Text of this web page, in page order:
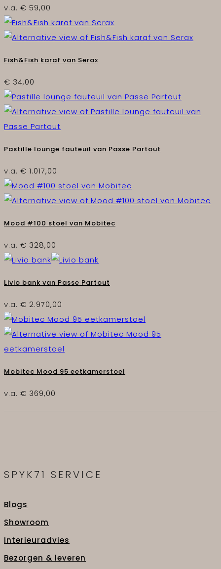
v.a. € 59,00
Fish&Fish karaf van Serax
€ 34,00
Pastille lounge fauteuil van Passe Partout
v.a. € 1.017,00
Mood #100 stoel van Mobitec
v.a. € 328,00
Livio bank van Passe Partout
v.a. € 2.970,00
Mobitec Mood 95 eetkamerstoel
v.a. € 369,00
SPYK71 SERVICE
Blogs
Showroom
Interieuradvies
Bezorgen & leveren